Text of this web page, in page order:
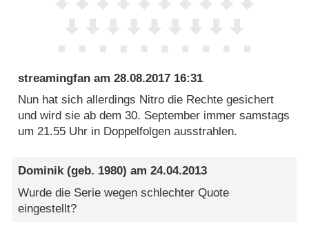
streamingfan am28.08.2017 16:31
Nun hat sich allerdings Nitro die Rechte gesichert
und wird sie ab dem 30. September immer samstags
um 21.55 Uhr in Doppelfolgen ausstrahlen.
Dominik(geb. 1980) am24.04.2013
Wurde die Serie wegen schlechter Quote
eingestellt?